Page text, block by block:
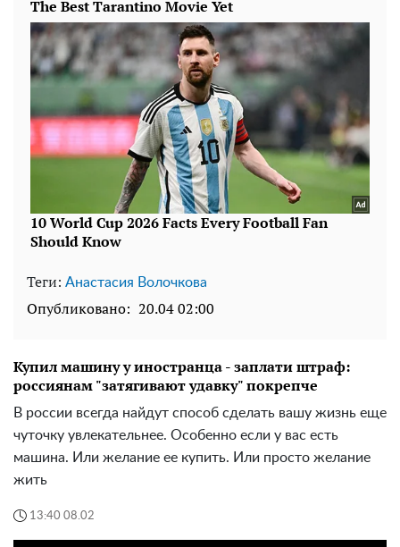
Теги: Анастасия Волочкова
Опубликовано: 20.04 02:00
Купил машину у иностранца - заплати штраф:
россиянам "затягивают удавку" покрепче
В россии всегда найдут способ сделать вашу жизнь еще
чуточку увлекательнее. Особенно если у вас есть
машина. Или желание ее купить. Или просто желание
жить
13:40 08.02